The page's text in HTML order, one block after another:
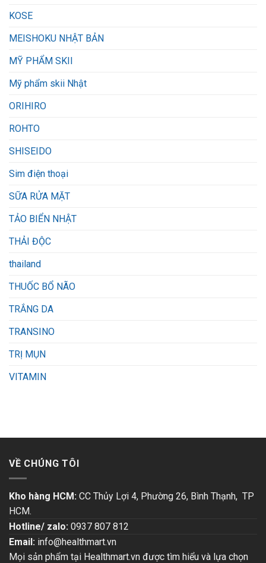
KOSE
MEISHOKU NHẬT BẢN
MỸ PHẨM SKII
Mỹ phẩm skii Nhật
ORIHIRO
ROHTO
SHISEIDO
Sim điện thoại
SỮA RỬA MẶT
TẢO BIỂN NHẬT
THẢI ĐỘC
thailand
THUỐC BỔ NÃO
TRẮNG DA
TRANSINO
TRỊ MỤN
VITAMIN
VỀ CHÚNG TÔI
Kho hàng HCM: CC Thủy Lợi 4, Phường 26, Bình Thạnh, TP
HCM.
Hotline/ zalo: 0937 807 812
Email: info@healthmart.vn
Mọi sản phẩm tại Healthmart.vn được tìm hiểu và lựa chọn